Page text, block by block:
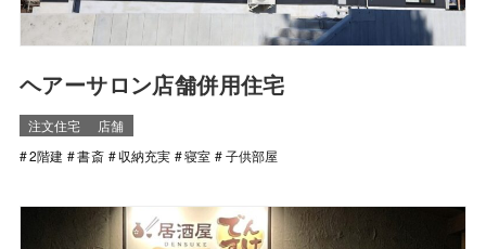
ヘアーサロン店舗併用住宅
注文住宅
店舗
2階建
書斎 収納充実 寝室 子供部屋